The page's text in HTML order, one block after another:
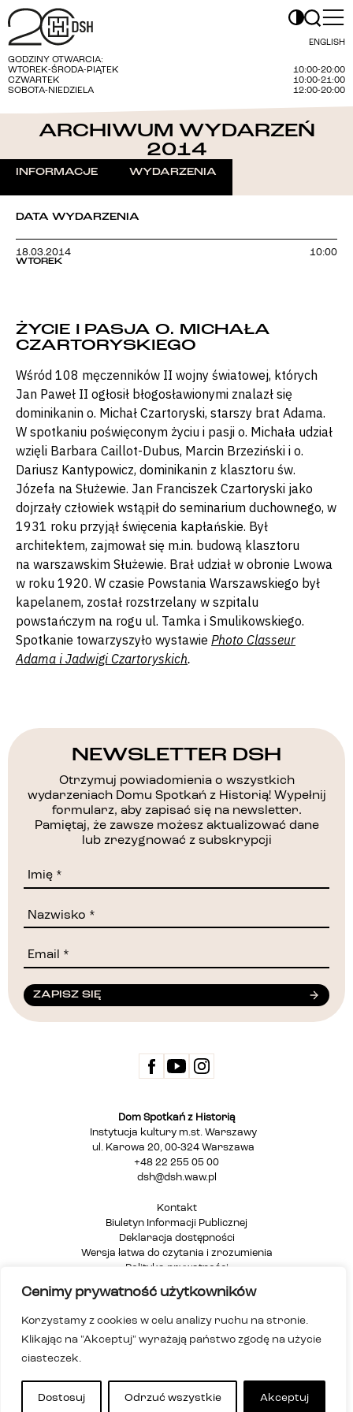
Cenimy prywatność użytkowników
Korzystamy z cookies w celu analizy ruchu na stronie.
Klikając na "Akceptuj" wyrażają państwo zgodę na użycie
ciasteczek.
Dostosuj Odrzuć wszystkie Akceptuj
ENGLISH
GODZINY OTWARCIA:
WTOREK-ŚRODA-PIĄTEK
10:00-20:00
CZWARTEK
10:00-21:00
SOBOTA-NIEDZIELA
12:00-20:00
ARCHIWUM WYDARZEŃ
2014
INFORMACJE WYDARZENIA
DATA WYDARZENIA
18.03.2014
WTOREK
10:00
ŻYCIE I PASJA O. MICHAŁA
CZARTORYSKIEGO
Wśród 108 męczenników II wojny światowej, których
Jan Paweł II ogłosił błogosławionymi znalazł się
dominikanin o. Michał Czartoryski, starszy brat Adama.
W spotkaniu poświęconym życiu i pasji o. Michała udział
wzięli Barbara Caillot-Dubus, Marcin Brzeziński i o.
Dariusz Kantypowicz, dominikanin z klasztoru św.
Józefa na Służewie. Jan Franciszek Czartoryski jako
dojrzały człowiek wstąpił do seminarium duchownego, w
1931 roku przyjął święcenia kapłańskie. Był
architektem, zajmował się m.in. budową klasztoru
na warszawskim Służewie. Brał udział w obronie Lwowa
w roku 1920. W czasie Powstania Warszawskiego był
kapelanem, został rozstrzelany w szpitalu
powstańczym na rogu ul. Tamka i Smulikowskiego.
Spotkanie towarzyszyło wystawie Photo Classeur
Adama i Jadwigi Czartoryskich.
NEWSLETTER DSH
Otrzymuj powiadomienia o wszystkich
wydarzeniach Domu Spotkań z Historią! Wypełnij
formularz, aby zapisać się na newsletter.
Pamiętaj, że zawsze możesz aktualizować dane
lub zrezygnować z subskrypcji
ZAPISZ SIĘ
Dom Spotkań z Historią
Instytucja kultury m.st. Warszawy
ul. Karowa 20, 00-324 Warszawa
+48 22 255 05 00
dsh@dsh.waw.pl
Kontakt
Biuletyn Informacji Publicznej
Deklaracja dostępności
Wersja łatwa do czytania i zrozumienia
Polityka prywatności
Mapa strony